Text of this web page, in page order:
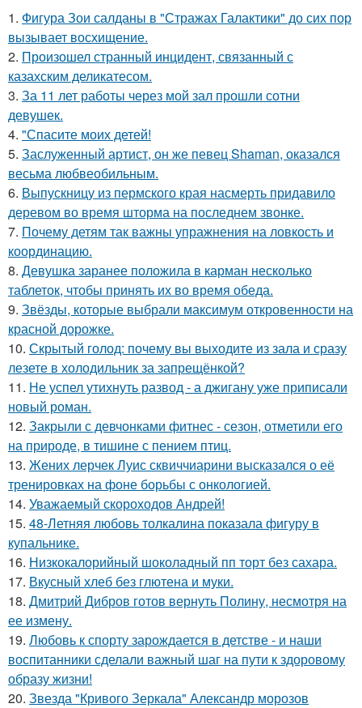
1. Фигура Зои салданы в "Стражах Галактики" до сих пор
вызывает восхищение.
2. Произошел странный инцидент, связанный с
казахским деликатесом.
3. За 11 лет работы через мой зал прошли сотни
девушек.
4. "Спасите моих детей!
5. Заслуженный артист, он же певец Shaman, оказался
весьма любвеобильным.
6. Выпускницу из пермского края насмерть придавило
деревом во время шторма на последнем звонке.
7. Почему детям так важны упражнения на ловкость и
координацию.
8. Девушка заранее положила в карман несколько
таблеток, чтобы принять их во время обеда.
9. Звёзды, которые выбрали максимум откровенности на
красной дорожке.
10. Скрытый голод: почему вы выходите из зала и сразу
лезете в холодильник за запрещёнкой?
11. Не успел утихнуть развод - а джигану уже приписали
новый роман.
12. Закрыли с девчонками фитнес - сезон, отметили его
на природе, в тишине с пением птиц.
13. Жених лерчек Луис сквиччиарини высказался о её
тренировках на фоне борьбы с онкологией.
14. Уважаемый скороходов Андрей!
15. 48-Летняя любовь толкалина показала фигуру в
купальнике.
16. Низкокалорийный шоколадный пп торт без сахара.
17. Вкусный хлеб без глютена и муки.
18. Дмитрий Дибров готов вернуть Полину, несмотря на
ее измену.
19. Любовь к спорту зарождается в детстве - и наши
воспитанники сделали важный шаг на пути к здоровому
образу жизни!
20. Звезда "Кривого Зеркала" Александр морозов